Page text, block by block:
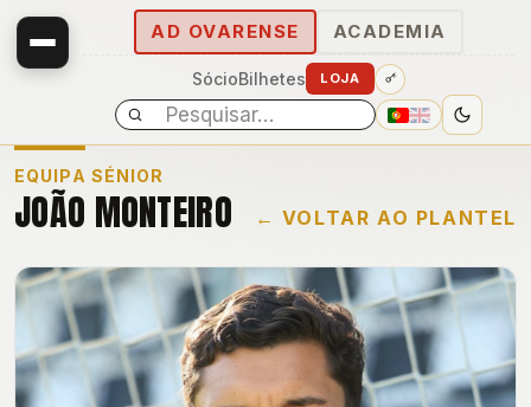
AD OVARENSE ACADEMIA
SócioBilhetes LOJA
EQUIPA SÉNIOR
JOÃO MONTEIRO ← VOLTAR AO PLANTEL